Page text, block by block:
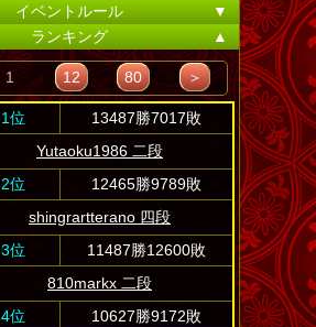
イベントルール
▼
ランキング
▲
1 12 80 ＞
1位
13487勝7017敗
Yutaoku1986 二段
2位
12465勝9789敗
shingrartterano 四段
3位
11487勝12600敗
810markx 二段
4位
10627勝9172敗